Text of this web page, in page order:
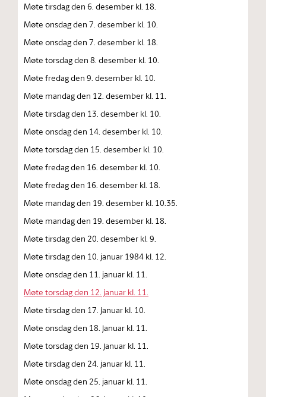
Møte tirsdag den 6. desember kl. 18.
Møte onsdag den 7. desember kl. 10.
Møte onsdag den 7. desember kl. 18.
Møte torsdag den 8. desember kl. 10.
Møte fredag den 9. desember kl. 10.
Møte mandag den 12. desember kl. 11.
Møte tirsdag den 13. desember kl. 10.
Møte onsdag den 14. desember kl. 10.
Møte torsdag den 15. desember kl. 10.
Møte fredag den 16. desember kl. 10.
Møte fredag den 16. desember kl. 18.
Møte mandag den 19. desember kl. 10.35.
Møte mandag den 19. desember kl. 18.
Møte tirsdag den 20. desember kl. 9.
Møte tirsdag den 10. januar 1984 kl. 12.
Møte onsdag den 11. januar kl. 11.
Møte torsdag den 12. januar kl. 11.
Møte tirsdag den 17. januar kl. 10.
Møte onsdag den 18. januar kl. 11.
Møte torsdag den 19. januar kl. 11.
Møte tirsdag den 24. januar kl. 11.
Møte onsdag den 25. januar kl. 11.